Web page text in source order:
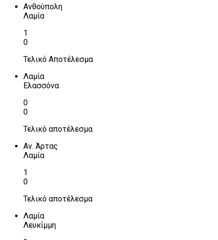
Ανθούπολη
Λαμία
1
0
Τελικό Αποτέλεσμα
Λαμία
Ελασσόνα
0
0
Τελικό αποτέλεσμα
Αν. Άρτας
Λαμία
1
0
Τελικό αποτέλεσμα
Λαμία
Λευκίμμη